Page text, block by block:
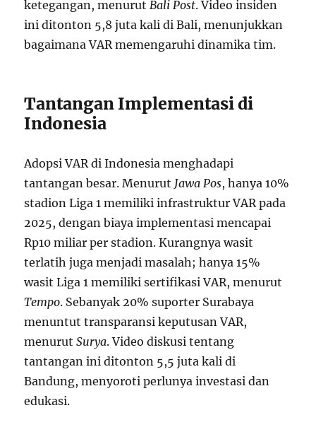
ketegangan, menurutBali Post. Video insiden
ini ditonton 5,8 juta kali di Bali, menunjukkan
bagaimana VAR memengaruhi dinamika tim.
Tantangan Implementasi di
Indonesia
Adopsi VAR di Indonesia menghadapi
tantangan besar. Menurut Jawa Pos, hanya 10%
stadion Liga 1 memiliki infrastruktur VAR pada
2025, dengan biaya implementasi mencapai
Rp10 miliar per stadion. Kurangnya wasit
terlatih juga menjadi masalah; hanya 15%
wasit Liga 1 memiliki sertifikasi VAR, menurut
Tempo. Sebanyak 20% suporter Surabaya
menuntut transparansi keputusan VAR,
menurutSurya. Video diskusi tentang
tantangan ini ditonton 5,5 juta kali di
Bandung, menyoroti perlunya investasi dan
edukasi.